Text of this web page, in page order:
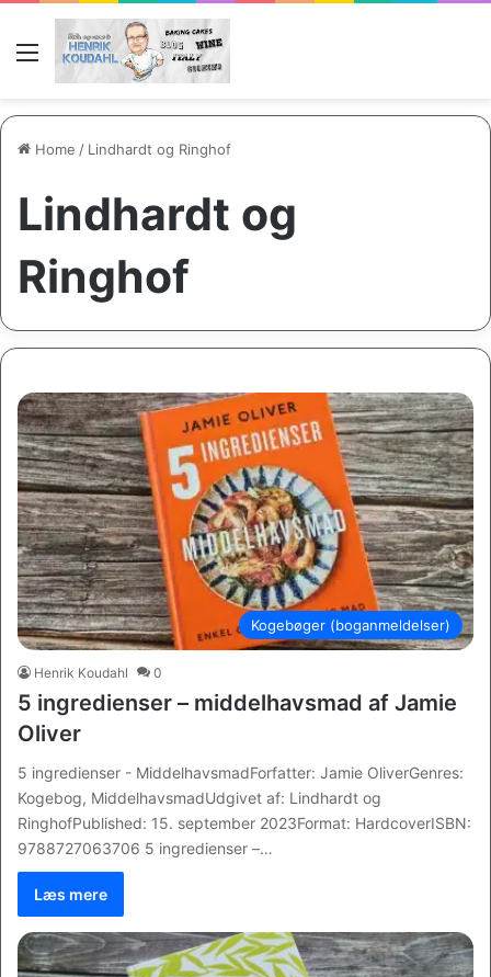
Menu
Home / Lindhardt og Ringhof
Lindhardt og
Ringhof
Kogebøger (boganmeldelser)
Henrik Koudahl 0
5 ingredienser – middelhavsmad af Jamie
Oliver
5 ingredienser - MiddelhavsmadForfatter: Jamie OliverGenres:
Kogebog, MiddelhavsmadUdgivet af: Lindhardt og
RinghofPublished: 15. september 2023Format: HardcoverISBN:
9788727063706 5 ingredienser –…
Læs mere